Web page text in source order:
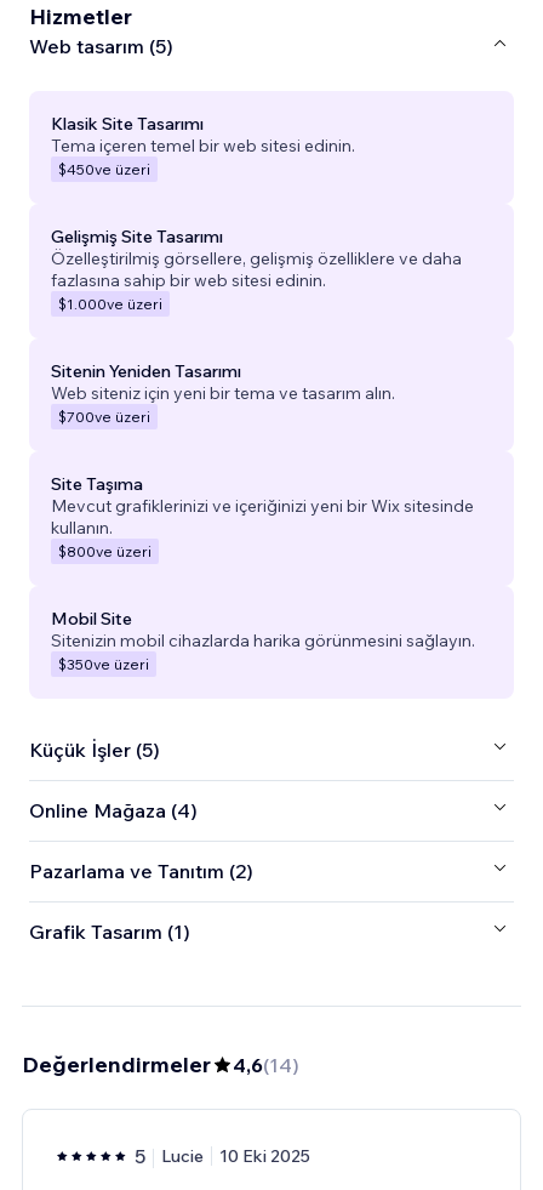
Hizmetler
Web tasarım (5)
Klasik Site Tasarımı
Tema içeren temel bir web sitesi edinin.
$450ve üzeri
Gelişmiş Site Tasarımı
Özelleştirilmiş görsellere, gelişmiş özelliklere ve daha
fazlasına sahip bir web sitesi edinin.
$1.000ve üzeri
Sitenin Yeniden Tasarımı
Web siteniz için yeni bir tema ve tasarım alın.
$700ve üzeri
Site Taşıma
Mevcut grafiklerinizi ve içeriğinizi yeni bir Wix sitesinde
kullanın.
$800ve üzeri
Mobil Site
Sitenizin mobil cihazlarda harika görünmesini sağlayın.
$350ve üzeri
Küçük İşler (5)
Online Mağaza (4)
Pazarlama ve Tanıtım (2)
Grafik Tasarım (1)
Değerlendirmeler 4,6(14)
5 Lucie 10 Eki 2025